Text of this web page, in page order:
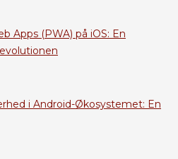
Apps (PWA) på iOS: En
i Android-Økosystemet: En